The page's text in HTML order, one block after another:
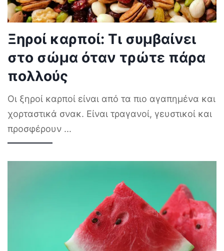
Ξηροί καρποί: Τι συμβαίνει
στο σώμα όταν τρώτε πάρα
πολλούς
Οι ξηροί καρποί είναι από τα πιο αγαπημένα και
χορταστικά σνακ. Είναι τραγανοί, γευστικοί και
προσφέρουν ...